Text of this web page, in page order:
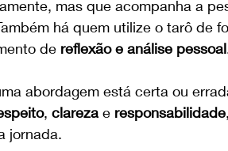
mas que acompanha a
há quem utilize o tarô de
de reflexão e análise pessoal
abordagem está certa ou
, clareza e responsabilidade
jornada.